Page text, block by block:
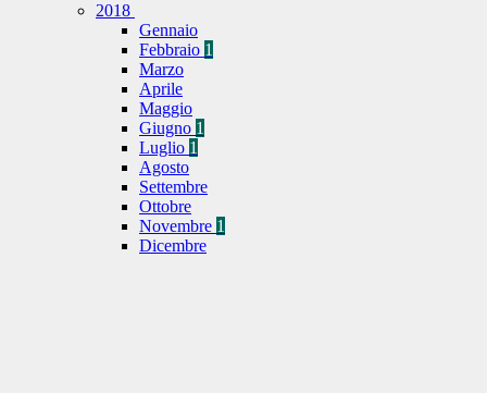
2018
Gennaio
Febbraio 1
Marzo
Aprile
Maggio
Giugno 1
Luglio 1
Agosto
Settembre
Ottobre
Novembre 1
Dicembre